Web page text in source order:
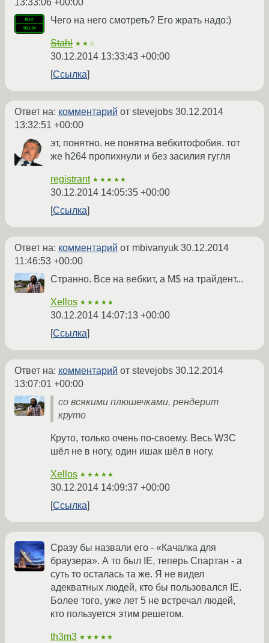
13:33:06 +00:00
Чего на него смотреть? Его жрать надо:)
Stahl ★★☆
30.12.2014 13:33:43 +00:00
Ссылка
Ответ на: комментарий от stevejobs 30.12.2014
13:32:51 +00:00
эт, понятно. не понятна вебкитофобия. тот
же h264 пропихнули и без засилия гугля
registrant ★★★★★
30.12.2014 14:05:35 +00:00
Ссылка
Ответ на: комментарий от mbivanyuk 30.12.2014
11:46:53 +00:00
Странно. Все на вебкит, а M$ на трайдент...
Xellos ★★★★★
30.12.2014 14:07:13 +00:00
Ссылка
Ответ на: комментарий от stevejobs 30.12.2014
13:07:01 +00:00
со всякими плюшечками, рендерит
круто
Круто, только очень по-своему. Весь W3C
шёл не в ногу, один ишак шёл в ногу.
Xellos ★★★★★
30.12.2014 14:09:37 +00:00
Ссылка
Сразу бы назвали его - «Качалка для
браузера». А то был IE, теперь Спартан - а
суть то осталась та же. Я не видел
адекватных людей, кто бы пользовался IE.
Более того, уже лет 5 не встречал людей,
кто пользуется этим решетом.
th3m3 ★★★★★